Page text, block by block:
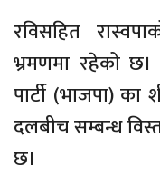
रविसहित
भ्रमणमा रहेको छ।
पार्टी (भाजपा) का
दलबीच सम्बन्ध
छ।